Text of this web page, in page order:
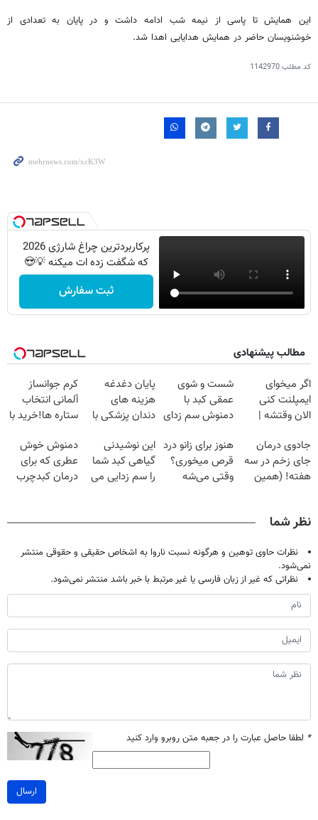
این همایش تا پاسی از نیمه شب ادامه داشت و در پایان به تعدادی از
خوشنویسان حاضر در همایش هدایایی اهدا شد.
کد مطلب1142970
پرکاربردترین چراغ شارژی 2026
که شگفت زده ات میکنه 💡😍
ثبت سفارش
مطالب پیشنهادی
اگر میخوای
ایمپلنت کنی
الان وقتشه |
میلیون تومان!!!
شست و شوی
عمقی کبد با
دمنوش سم زدای
پایان دغدغه
هزینه های
دندان پزشکی با
خانگی
کرم جوانساز
آلمانی انتخاب
ستاره ها!خرید با
جادوی درمان
جای زخم در سه
هفته! (همین
هنوز برای زانو درد
قرص میخوری؟
وقتی می‌شه
این نوشیدنی
گیاهی کبد شما
را سم زدایی می
دمنوش خوش
عطری که برای
درمان کبدچرب
نظر شما
نظرات حاوی توهین و هرگونه نسبت ناروا به اشخاص حقیقی و حقوقی منتشر
نمی‌شود.
نظراتی که غیر از زبان فارسی یا غیر مرتبط با خبر باشد منتشر نمی‌شود.
* لطفا حاصل عبارت را در جعبه متن روبرو وارد کنید
ارسال